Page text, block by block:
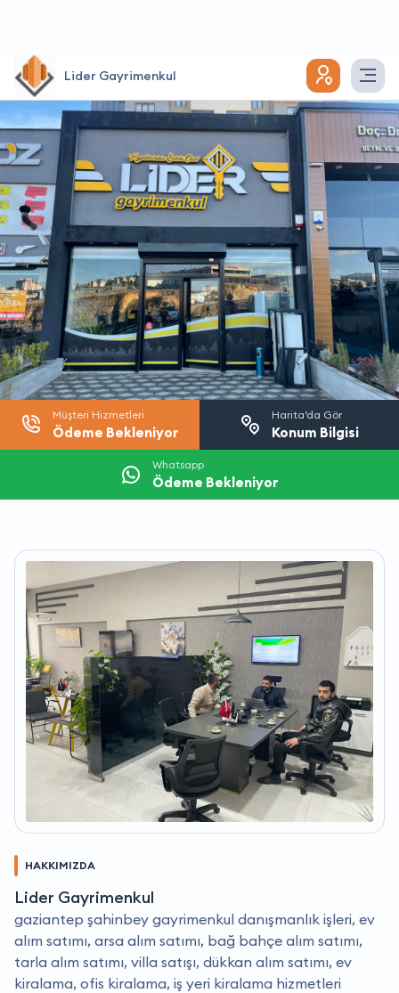
Lider Gayrimenkul
Müşteri Hizmetleri
Ödeme Bekleniyor
Harita’da Gör
Konum Bilgisi
Whatsapp
Ödeme Bekleniyor
HAKKIMIZDA
Lider Gayrimenkul
gaziantep şahinbey gayrimenkul danışmanlık işleri, ev
alım satımı, arsa alım satımı, bağ bahçe alım satımı,
tarla alım satımı, villa satışı, dükkan alım satımı, ev
kiralama, ofis kiralama, iş yeri kiralama hizmetleri